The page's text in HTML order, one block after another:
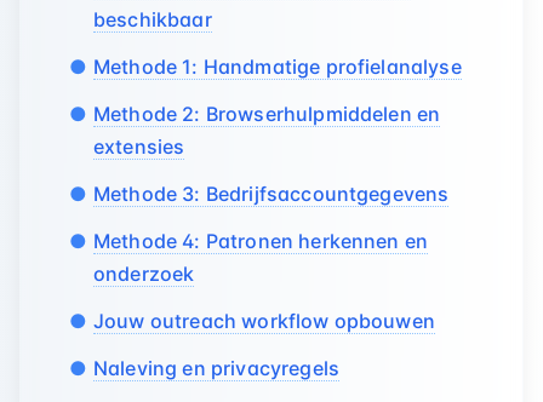
beschikbaar
Methode 1: Handmatige profielanalyse
Methode 2: Browserhulpmiddelen en
extensies
Methode 3: Bedrijfsaccountgegevens
Methode 4: Patronen herkennen en
onderzoek
Jouw outreach workflow opbouwen
Naleving en privacyregels